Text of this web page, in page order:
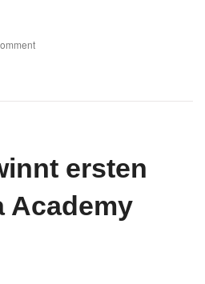
ersten
Academy